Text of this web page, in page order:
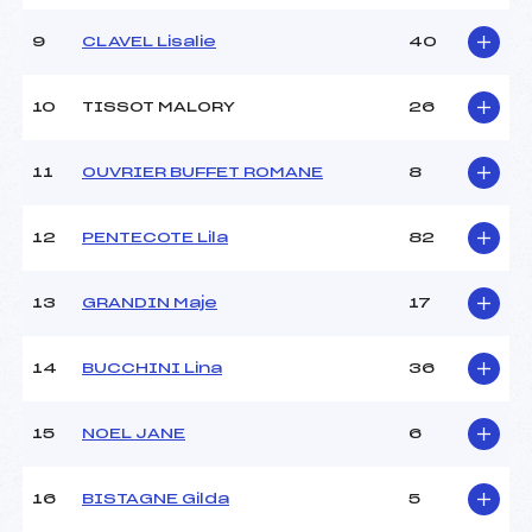
BEAU
Ouvreurs B :
Ouvreurs D :
-1
Température arrivée :
-1
9 CLAVEL Lisalie 40
10 TISSOT MALORY 26
11 OUVRIER BUFFET ROMANE 8
12 PENTECOTE Lila 82
13 GRANDIN Maje 17
14 BUCCHINI Lina 36
15 NOEL JANE 6
16 BISTAGNE Gilda 5